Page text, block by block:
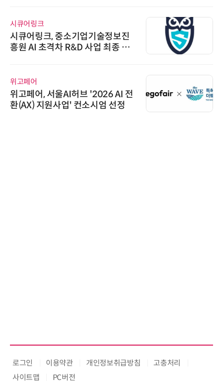
시큐어링크
시큐어링크, 중소기업기술정보진
흥원 AI 초격차 R&D 사업 최종 선
위고페어
위고페어, 서울AI허브 '2026 AI 전
환(AX) 지원사업' 컨소시엄 선정
로그인 이용약관 개인정보취급방침
고충처리
사이트맵
PC버전